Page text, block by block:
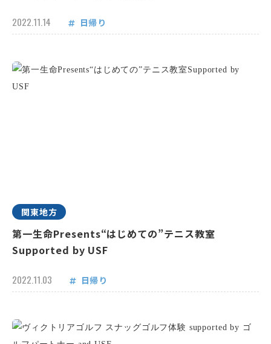
2022.11.14 日帰り
関東地方
第一生命Presents“はじめての”テニス教室
Supported by USF
2022.11.03 日帰り